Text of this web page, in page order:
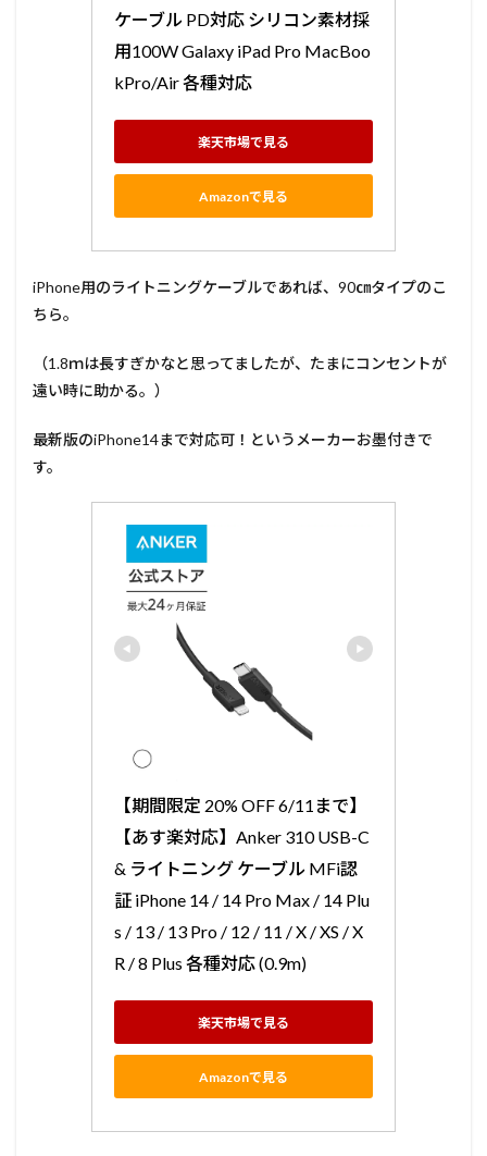
ケーブル PD対応 シリコン素材採
用100W Galaxy iPad Pro MacBoo
kPro/Air 各種対応
楽天市場で見る
Amazonで見る
iPhone用のライトニングケーブルであれば、90㎝タイプのこ
ちら。
（1.8ｍは長すぎかなと思ってましたが、たまにコンセントが
遠い時に助かる。）
最新版のiPhone14まで対応可！というメーカーお墨付きで
す。
【期間限定 20% OFF 6/11まで】
【あす楽対応】Anker 310 USB-C
& ライトニング ケーブル MFi認
証 iPhone 14 / 14 Pro Max / 14 Plu
s / 13 / 13 Pro / 12 / 11 / X / XS / X
R / 8 Plus 各種対応 (0.9m)
楽天市場で見る
Amazonで見る